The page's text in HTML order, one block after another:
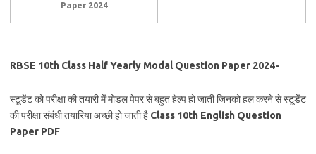
Paper 2024
RBSE 10th Class Half Yearly Modal Question Paper 2024-
स्टूडेंट को परीक्षा की तयारी में मोडल पेपर से बहुत हेल्प हो जाती जिनको हल करने से स्टूडेंट
की परीक्षा संबंधी तयारिया अच्छी हो जाती है Class 10th English Question
Paper PDF